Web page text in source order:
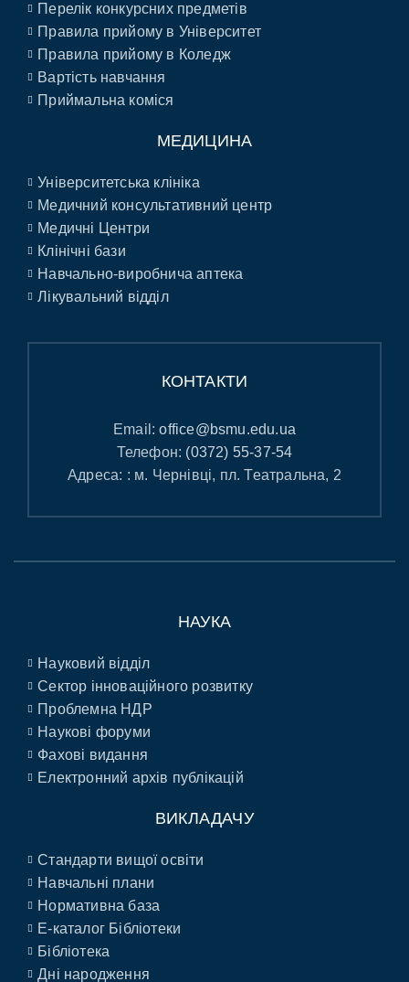
Перелік конкурсних предметів
Правила прийому в Університет
Правила прийому в Коледж
Вартість навчання
Приймальна коміся
МЕДИЦИНА
Університетська клініка
Медичний консультативний центр
Медичні Центри
Клінічні бази
Навчально-виробнича аптека
Лікувальний відділ
КОНТАКТИ
Email:office@bsmu.edu.ua
Телефон: (0372) 55-37-54
Адреса: : м. Чернівці, пл. Театральна, 2
НАУКА
Науковий відділ
Сектор інноваційного розвитку
Проблемна НДР
Наукові форуми
Фахові видання
Електронний архів публікацій
ВИКЛАДАЧУ
Стандарти вищої освіти
Навчальні плани
Нормативна база
E-каталог Бібліотеки
Бібліотека
Дні народження